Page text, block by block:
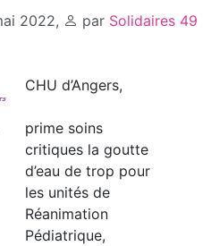
2022, par Solidaires 49
CHU d’Angers,
prime soins
critiques la goutte
d’eau de trop pour
les unités de
Réanimation
Pédiatrique,